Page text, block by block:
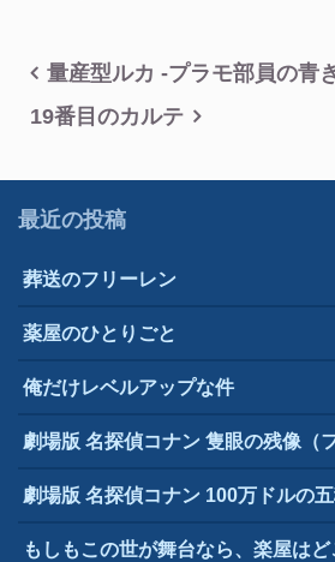
投
稿
ビ
ー
シ
ョ
量産型ルカ -プラモ部員の青
19番目のカルテ
最近の投稿
葬送のフリーレン
薬屋のひとりごと
俺だけレベルアップな件
劇場版 名探偵コナン 隻眼の残像（
劇場版 名探偵コナン 100万ドルの
もしもこの世が舞台なら、楽屋は